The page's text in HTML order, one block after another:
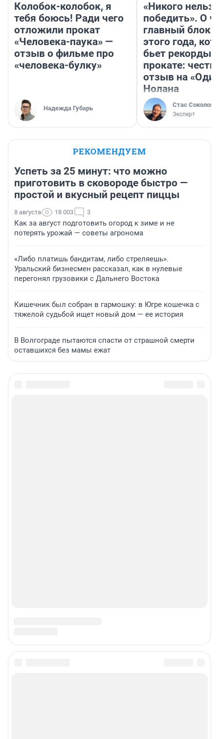
Колобок-колобок, я
тебя боюсь! Ради чего
отложили прокат
«Человека-паука» —
отзыв о фильме про
«человека-булку»
Надежда Губарь
«Никого нельзя
победить». О
главный
этого года,
бьет рекорды в
прокате:
отзыв на
Нолана
Стас Соколов
Эксперт
РЕКОМЕНДУЕМ
Успеть за 25 минут: что можно
приготовить в сковороде быстро —
простой и вкусный рецепт пиццы
8 августа 18 003 3
Как за август подготовить огород к зиме и не
потерять урожай — советы агронома
«Либо платишь бандитам, либо стреляешь».
Уральский бизнесмен рассказал, как в нулевые
перегонял грузовики с Дальнего Востока
Кишечник был собран в гармошку: в Югре кошечка с
тяжелой судьбой ищет новый дом — ее история
В Волгограде пытаются спасти от страшной смерти
оставшихся без мамы ежат